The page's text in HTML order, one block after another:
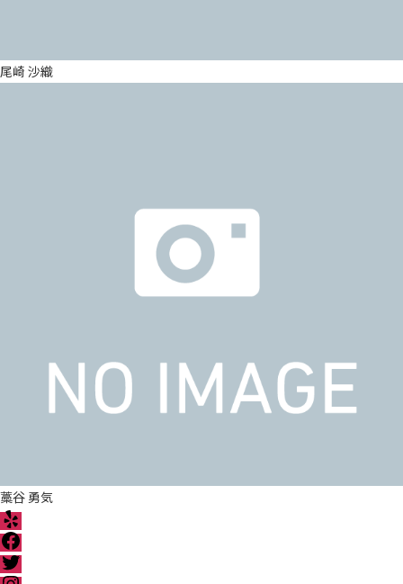
尾崎 沙織
藁谷 勇気
Y
e
l
p
F
a
c
T
w